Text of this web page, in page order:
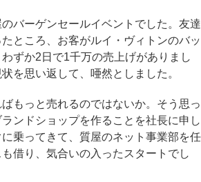
バーゲンセールイベントでした。友達
ところ、お客がルイ・ヴィトンのバッ
ずか2日で1千万の売上げがありまし
を思い返して、唖然としました。
もっと売れるのではないか。そう思っ
ンドショップを作ることを社長に申し
乗ってきて、質屋のネット事業部を任
借り、気合いの入ったスタートでし